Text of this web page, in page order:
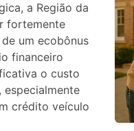
a Região da
fortemente
um ecobônus
financeiro
o custo
especialmente
crédito veículo